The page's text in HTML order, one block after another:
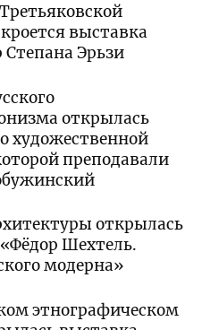
выставка
Степана Эрьзи
открылась
художественной
преподавали
открылась
Шехтель.
модерна»
этнографическом